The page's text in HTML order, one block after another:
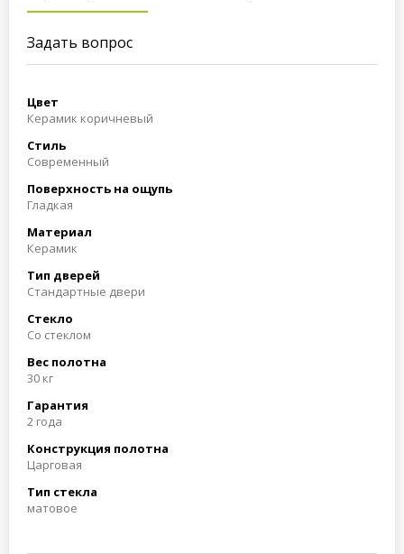
Задать вопрос
Цвет
Керамик коричневый
Стиль
Современный
Поверхность на ощупь
Гладкая
Материал
Керамик
Тип дверей
Стандартные двери
Стекло
Со стеклом
Вес полотна
30 кг
Гарантия
2 года
Конструкция полотна
Царговая
Тип стекла
матовое